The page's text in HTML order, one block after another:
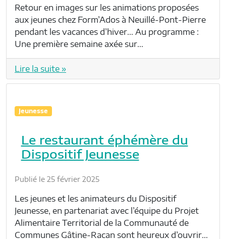
Retour en images sur les animations proposées
aux jeunes chez Form’Ados à Neuillé-Pont-Pierre
pendant les vacances d’hiver… Au programme :
Une première semaine axée sur…
Lire la suite »
Jeunesse
Le restaurant éphémère du
Dispositif Jeunesse
Publié le 25 février 2025
Les jeunes et les animateurs du Dispositif
Jeunesse, en partenariat avec l’équipe du Projet
Alimentaire Territorial de la Communauté de
Communes Gâtine-Racan sont heureux d’ouvrir…